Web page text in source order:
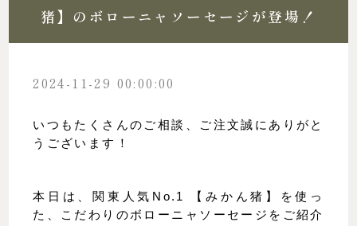
猪】のボローニャソーセージが登場！
2024-11-29 00:00:00
いつもたくさんのご相談、ご注文誠にありがと
うございます！
本日は、関東人気No.1 【みかん猪】を使っ
た、こだわりのボローニャソーセージをご紹介